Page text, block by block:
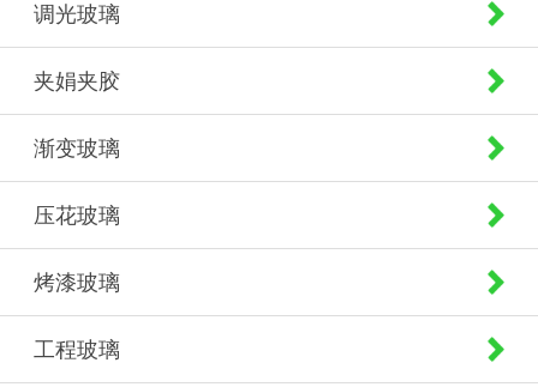
调光玻璃
夹娟夹胶
渐变玻璃
压花玻璃
烤漆玻璃
工程玻璃